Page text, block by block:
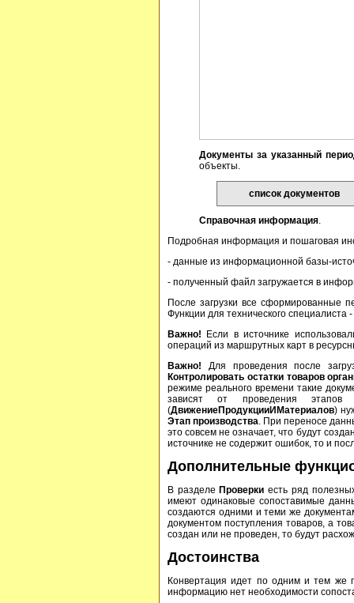
Документы за указанный
объекты.
список документов
Справочная информация.
Подробная информация и пошаговая
- данные из информационной базы-
- полученный файл загружается в
После загрузки все сформированные
Функции для технического
Важно!
Если в источнике
операций из маршрутных карт в
Важно! Для проведения после
Контролировать остатки товаров
режиме реального времени такие
зависят от проведения
(ДвижениеПродукцииИМатериалов)
Этап производства. При переносе
это совсем не означает, что будут
источнике не содержит ошибок, то и
Дополнительные
В разделе Проверки есть ряд
имеют одинаковые сопоставимые
создаются одними и теми же
документом поступления товаров, а
создан или не проведен, то будут
Достоинства
Конвертация идет по одним и тем же
информацию нет необходимости